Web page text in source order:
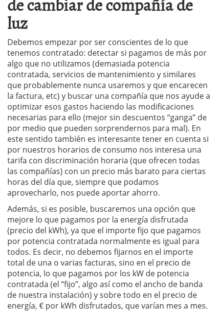
luz
Debemos empezar por ser conscientes de lo que
tenemos contratado: detectar si pagamos de más por
algo que no utilizamos (demasiada potencia
contratada, servicios de mantenimiento y similares
que probablemente nunca usaremos y que encarecen
la factura, etc) y buscar una compañía que nos ayude a
optimizar esos gastos haciendo las modificaciones
necesarias para ello (mejor sin descuentos “ganga” de
por medio que pueden sorprendernos para mal). En
este sentido también es interesante tener en cuenta si
por nuestros horarios de consumo nos interesa una
tarifa con discriminación horaria (que ofrecen todas
las compañías) con un precio más barato para ciertas
horas del día que, siempre que podamos
aprovecharlo, nos puede aportar ahorro.
Además, si es posible, buscaremos una opción que
mejore lo que pagamos por la energía disfrutada
(precio del kWh), ya que el importe fijo que pagamos
por potencia contratada normalmente es igual para
todos. Es decir, no debemos fijarnos en el importe
total de una o varias facturas, sino en el precio de
potencia, lo que pagamos por los kW de potencia
contratada (el “fijo”, algo así como el ancho de banda
de nuestra instalación) y sobre todo en el precio de
energía, € por kWh disfrutados, que varían mes a mes.